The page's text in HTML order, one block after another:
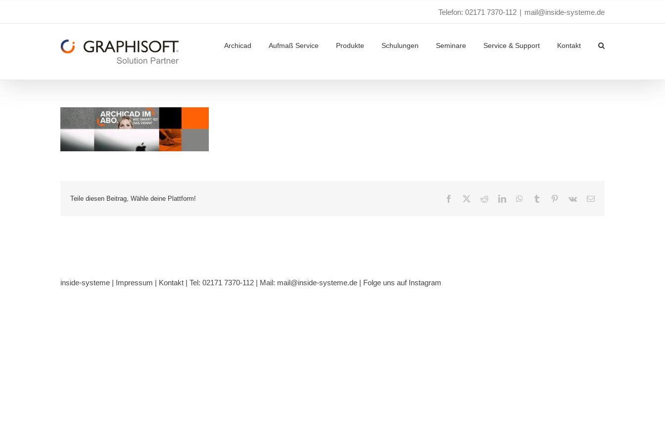
Telefon: 02171 7370-112 | mail@inside-systeme.de
Archicad Aufmaß Service Produkte Schulungen Seminare Service & Support Kontakt
Teile diesen Beitrag, Wähle deine Plattform! Facebook RedditLinkedInWhatsApp
Tumblr Pinterest
Vk
E-
inside-systeme | Impressum | Kontakt | Tel: 02171 7370-112 | Mail: mail@inside-systeme.de | Folge uns auf Instagram